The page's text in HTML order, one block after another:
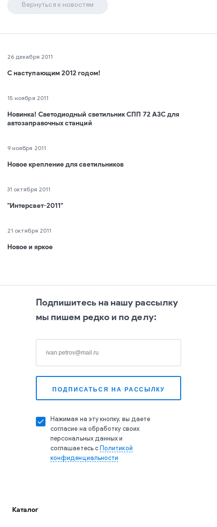
26 декабря 2011
С наступающим 2012 годом!
15 ноября 2011
Новинка! Светодиодный светильник СПП 72 АЗС для
автозаправочных станций
9 ноября 2011
Новое крепление для светильников
31 октября 2011
"Интерсвет-2011"
21 октября 2011
Новое и яркое
Вернуться к новостям
Подпишитесь на нашу рассылку
мы пишем редко и по делу:
Нажимая на эту кнопку, вы даете
согласие на обработку своих
персональных данных и
соглашаетесь с Политикой
конфиденциальности
Каталог